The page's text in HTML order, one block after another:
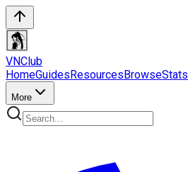
VNClub
HomeGuidesResourcesBrowseStats
More